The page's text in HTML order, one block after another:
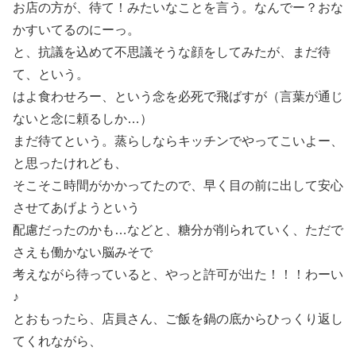
お店の方が、待て！みたいなことを言う。なんでー？おな
かすいてるのにーっ。
と、抗議を込めて不思議そうな顔をしてみたが、まだ待
て、という。
はよ食わせろー、という念を必死で飛ばすが（言葉が通じ
ないと念に頼るしか…）
まだ待てという。蒸らしならキッチンでやってこいよー、
と思ったけれども、
そこそこ時間がかかってたので、早く目の前に出して安心
させてあげようという
配慮だったのかも…などと、糖分が削られていく、ただで
さえも働かない脳みそで
考えながら待っていると、やっと許可が出た！！！わーい
♪
とおもったら、店員さん、ご飯を鍋の底からひっくり返し
てくれながら、